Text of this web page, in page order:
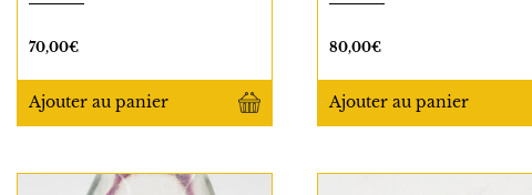
70,00€
Ajouter au panier
80,00€
Ajouter au panier